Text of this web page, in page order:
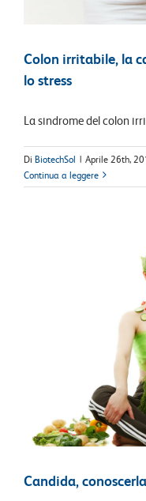
Colon irritabile, la
lo stress
La sindrome del colon
Di BiotechSol | Aprile 26th,
Continua a leggere
Candida,